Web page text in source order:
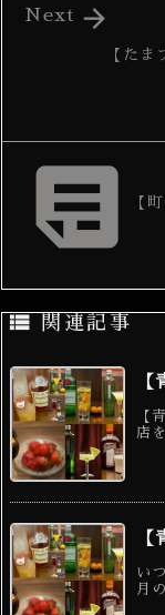
【た

Next
 【
 関連記事
【
店
い
月